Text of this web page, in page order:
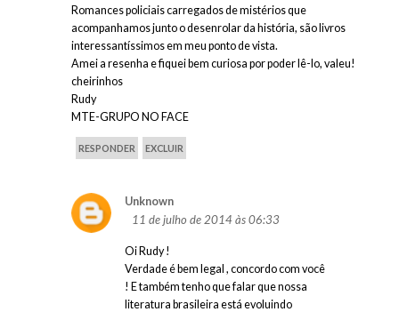
Romances policiais carregados de mistérios que
acompanhamos junto o desenrolar da história, são livros
interessantíssimos em meu ponto de vista.
Amei a resenha e fiquei bem curiosa por poder lê-lo, valeu!
cheirinhos
Rudy
MTE-GRUPO NO FACE
RESPONDER EXCLUIR
Unknown
11 de julho de 2014 às 06:33
Oi Rudy !
Verdade é bem legal , concordo com você
! E também tenho que falar que nossa
literatura brasileira está evoluindo